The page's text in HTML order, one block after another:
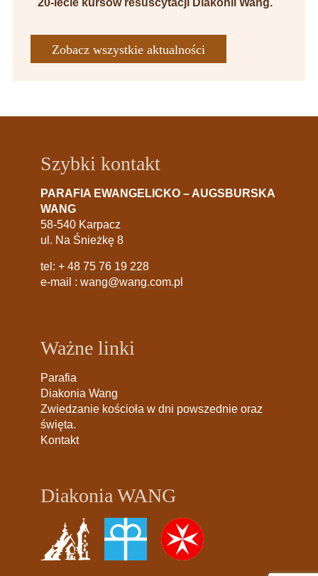
20-lecie kursów resuscytacji Diakonii Wang.
Zobacz wszystkie aktualności
Szybki kontakt
PARAFIA EWANGELICKO – AUGSBURSKA
WANG
58-540 Karpacz
ul. Na Śnieżkę 8
tel: + 48 75 76 19 228
e-mail : wang@wang.com.pl
Ważne linki
Parafia
Diakonia Wang
Zwiedzanie kościoła w dni powszednie oraz
święta.
Kontakt
Diakonia WANG